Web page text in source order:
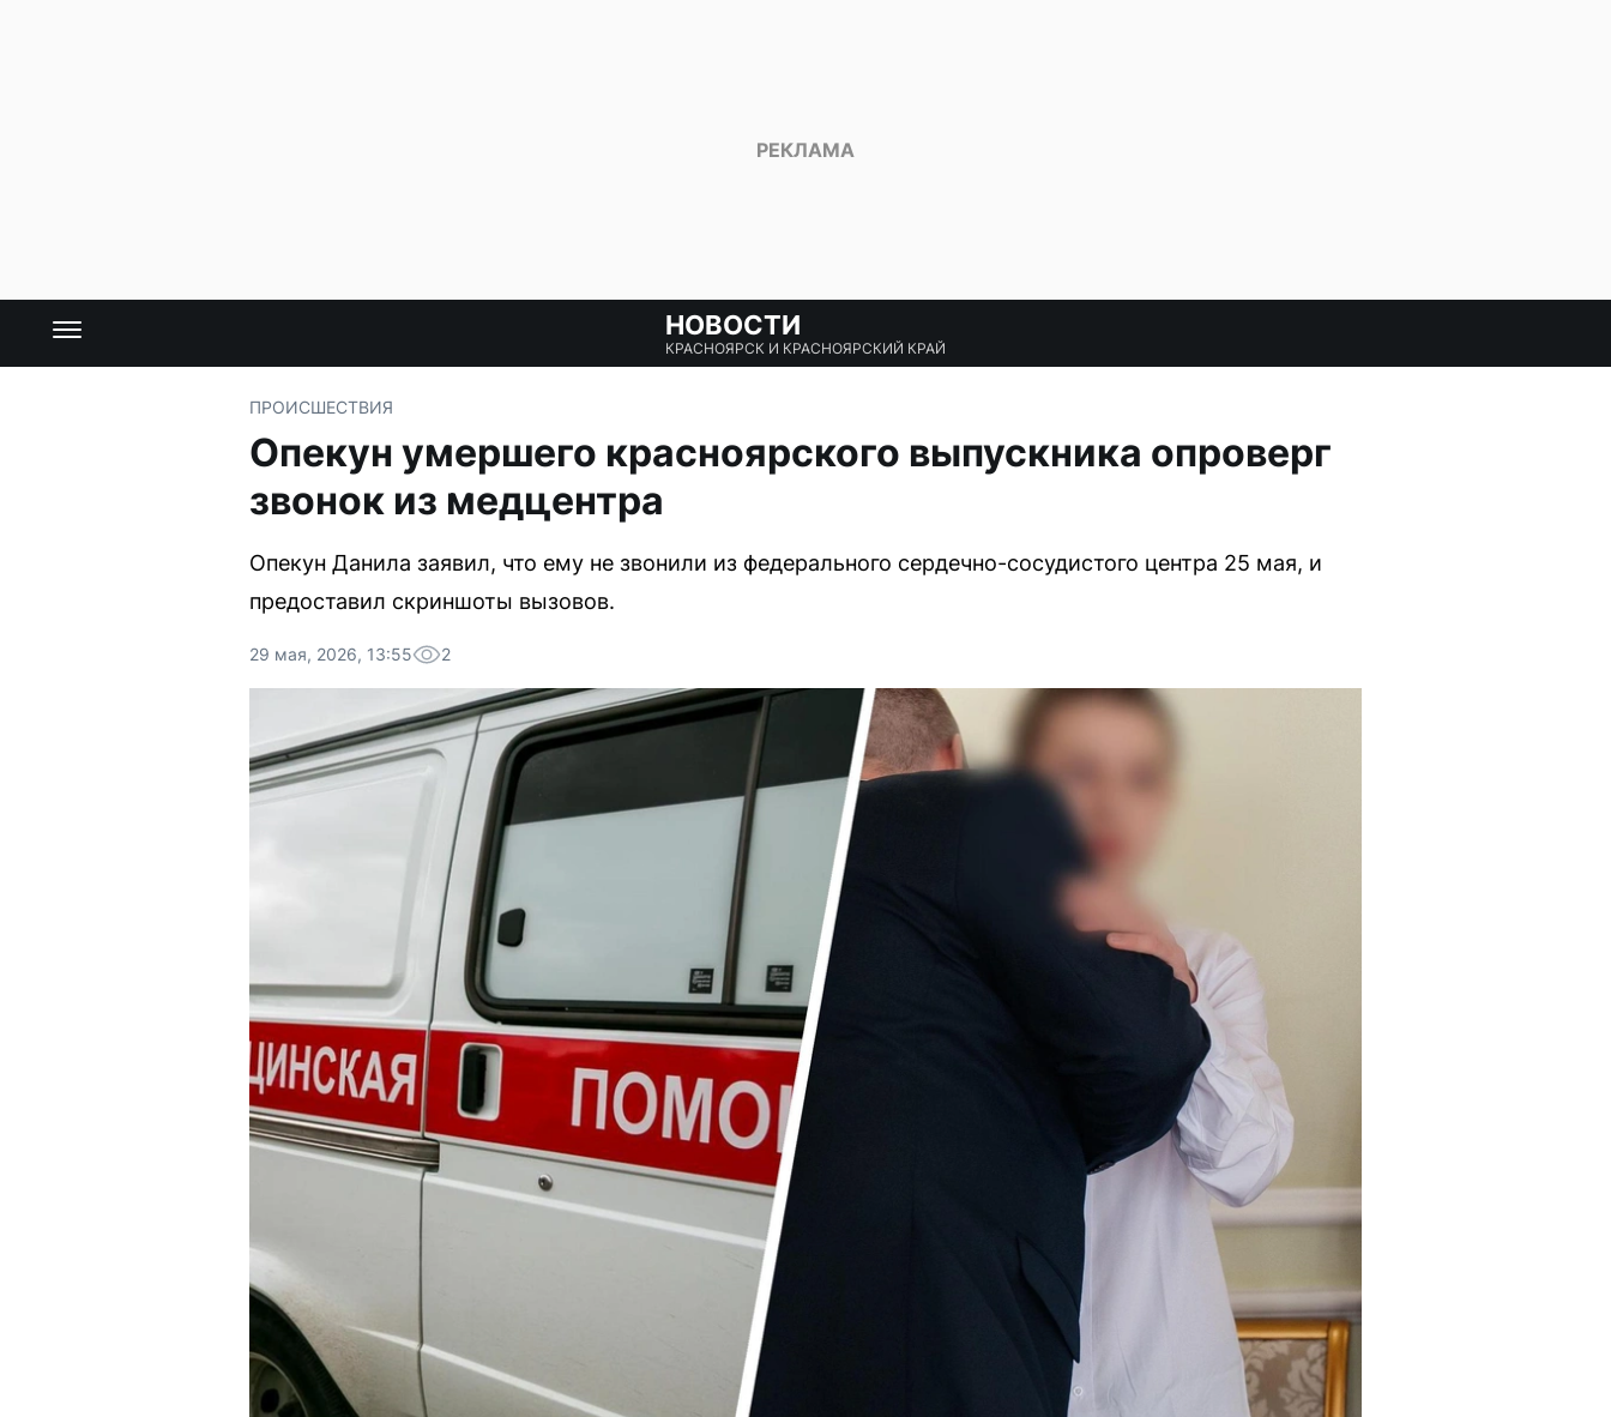
НОВОСТИ
КРАСНОЯРСК И КРАСНОЯРСКИЙ КРАЙ
ПРОИСШЕСТВИЯ
Опекун умершего красноярского выпускника опроверг
звонок из медцентра
Опекун Данила заявил, что ему не звонили из федерального сердечно-сосудистого центра 25 мая, и
предоставил скриншоты вызовов.
29 мая, 2026, 13:55 2